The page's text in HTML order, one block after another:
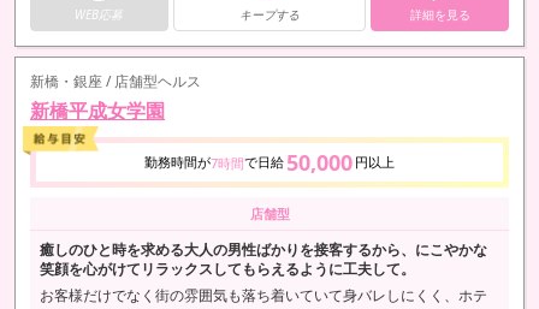
WEB応募 キープする 詳細を見る
新橋・銀座 / 店舗型ヘルス
新橋平成女学園
勤務時間が7時間で日給 50,000 円以上
店舗型
癒しのひと時を求める大人の男性ばかりを接客するから、にこやかな
笑顔を心がけてリラックスしてもらえるように工夫して。
お客様だけでなく街の雰囲気も落ち着いていて身バレしにくく、ホテ